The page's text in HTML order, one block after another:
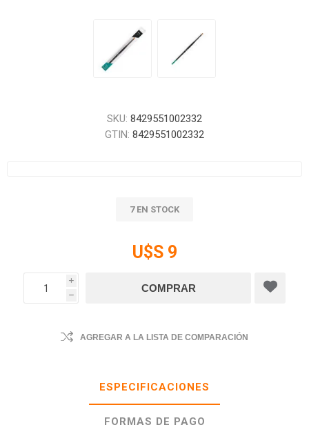
SKU: 8429551002332
GTIN: 8429551002332
7 EN STOCK
U$S 9
i
h
AGREGAR A LA LISTA DE COMPARACIÓN
ESPECIFICACIONES
FORMAS DE PAGO